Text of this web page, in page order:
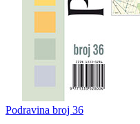
Podravina broj 36